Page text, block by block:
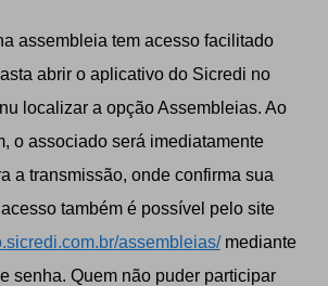
assembleia tem acesso facilitado
abrir o aplicativo do Sicredi no
localizar a opção Assembleias. Ao
o associado será imediatamente
a transmissão, onde confirma sua
também é possível pelo site
assembleias/mediante
senha. Quem não puder participar